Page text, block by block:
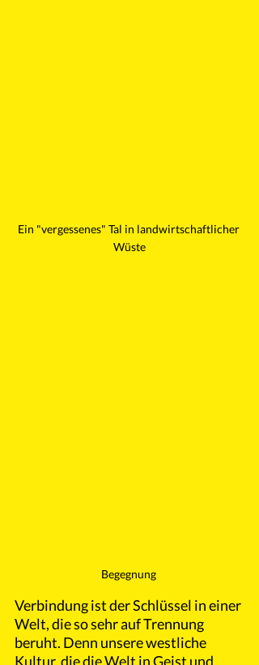
Ein "vergessenes" Tal in landwirtschaftlicher
Wüste
Begegnung
Verbindung ist der Schlüssel in einer
Welt, die so sehr auf Trennung
beruht. Denn unsere westliche
Kultur, die die Welt in Geist und